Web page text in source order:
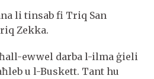
li tinsab fi Triq San
Zekka.
ewwel darba l-ilma ġieli
u l-Buskett. Tant hu